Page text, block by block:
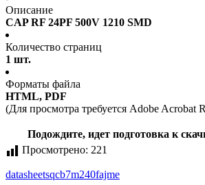
Описание
CAP RF 24PF 500V 1210 SMD
Количество страниц
1 шт.
Форматы файла
HTML, PDF
(Для просмотра требуется Adobe Acrobat
Подождите, идет подготовка к
Просмотрено: 221
datasheetsqcb7m240fajme